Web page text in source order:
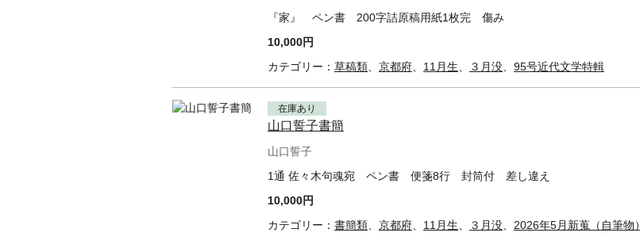
『家』 ペン書 200字詰原稿用紙1枚完 傷み
10,000円
カテゴリー： 草稿類 京都府 11月生 ３月没 95号近代文学特輯
在庫あり
山口誓子書簡
山口誓子
1通 佐々木句魂宛 ペン書 便箋8行 封筒付 差し違え
10,000円
カテゴリー： 書簡類 京都府 11月生 ３月没 2026年5月新蒐（自筆物）